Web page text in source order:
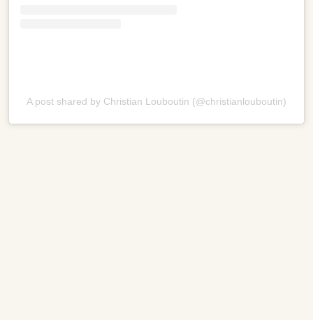
A post shared by Christian Louboutin (@christianlouboutin)